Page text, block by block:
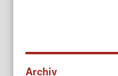
Archiv